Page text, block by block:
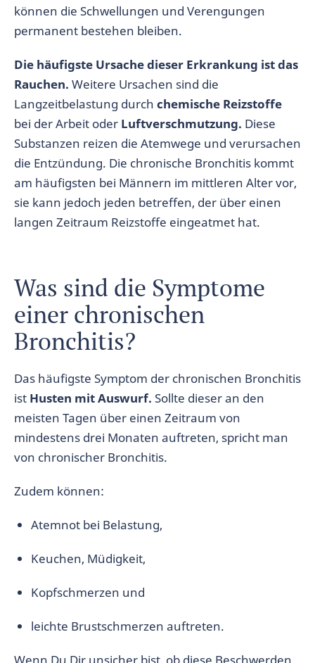
können die Schwellungen und Verengungen
permanent bestehen bleiben.
Die häufigste Ursache dieser Erkrankung ist das
Rauchen. Weitere Ursachen sind die
Langzeitbelastung durch chemische Reizstoffe
bei der Arbeit oder Luftverschmutzung. Diese
Substanzen reizen die Atemwege und verursachen
die Entzündung. Die chronische Bronchitis kommt
am häufigsten bei Männern im mittleren Alter vor,
sie kann jedoch jeden betreffen, der über einen
langen Zeitraum Reizstoffe eingeatmet hat.
Was sind die Symptome
einer chronischen
Bronchitis?
Das häufigste Symptom der chronischen Bronchitis
ist Husten mit Auswurf. Sollte dieser an den
meisten Tagen über einen Zeitraum von
mindestens drei Monaten auftreten, spricht man
von chronischer Bronchitis.
Zudem können:
Atemnot bei Belastung,
Keuchen, Müdigkeit,
Kopfschmerzen und
leichte Brustschmerzen auftreten.